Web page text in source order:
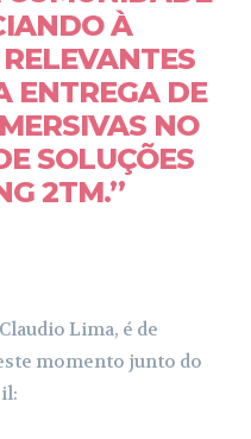
À
ENTREGA DE
NO
SOLUÇÕES
2TM.”
Lima, é de
momento junto do